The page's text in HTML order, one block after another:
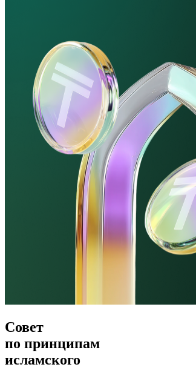
Совет
по принципам
исламского